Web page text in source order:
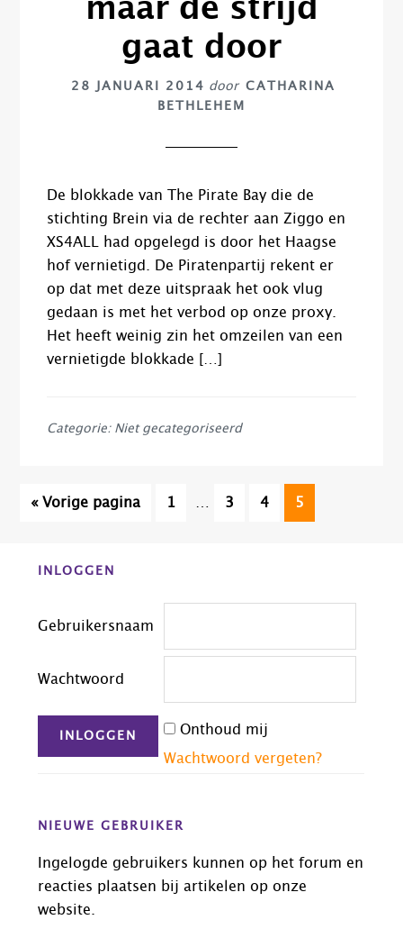
maar de strijd
gaat door
28 JANUARI 2014 door CATHARINA
BETHLEHEM
De blokkade van The Pirate Bay die de
stichting Brein via de rechter aan Ziggo en
XS4ALL had opgelegd is door het Haagse
hof vernietigd. De Piratenpartij rekent er
op dat met deze uitspraak het ook vlug
gedaan is met het verbod op onze proxy.
Het heeft weinig zin het omzeilen van een
vernietigde blokkade […]
Categorie: Niet gecategoriseerd
« Ga
Vorige pagina Pagina
1
InterimPagina
3 Pagina
4 Pagina
5
Before
INLOGGEN
Gebruikersnaam
Wachtwoord
Onthoud mij
Wachtwoord vergeten?
NIEUWE GEBRUIKER
Ingelogde gebruikers kunnen op het forum en
reacties plaatsen bij artikelen op onze
website.